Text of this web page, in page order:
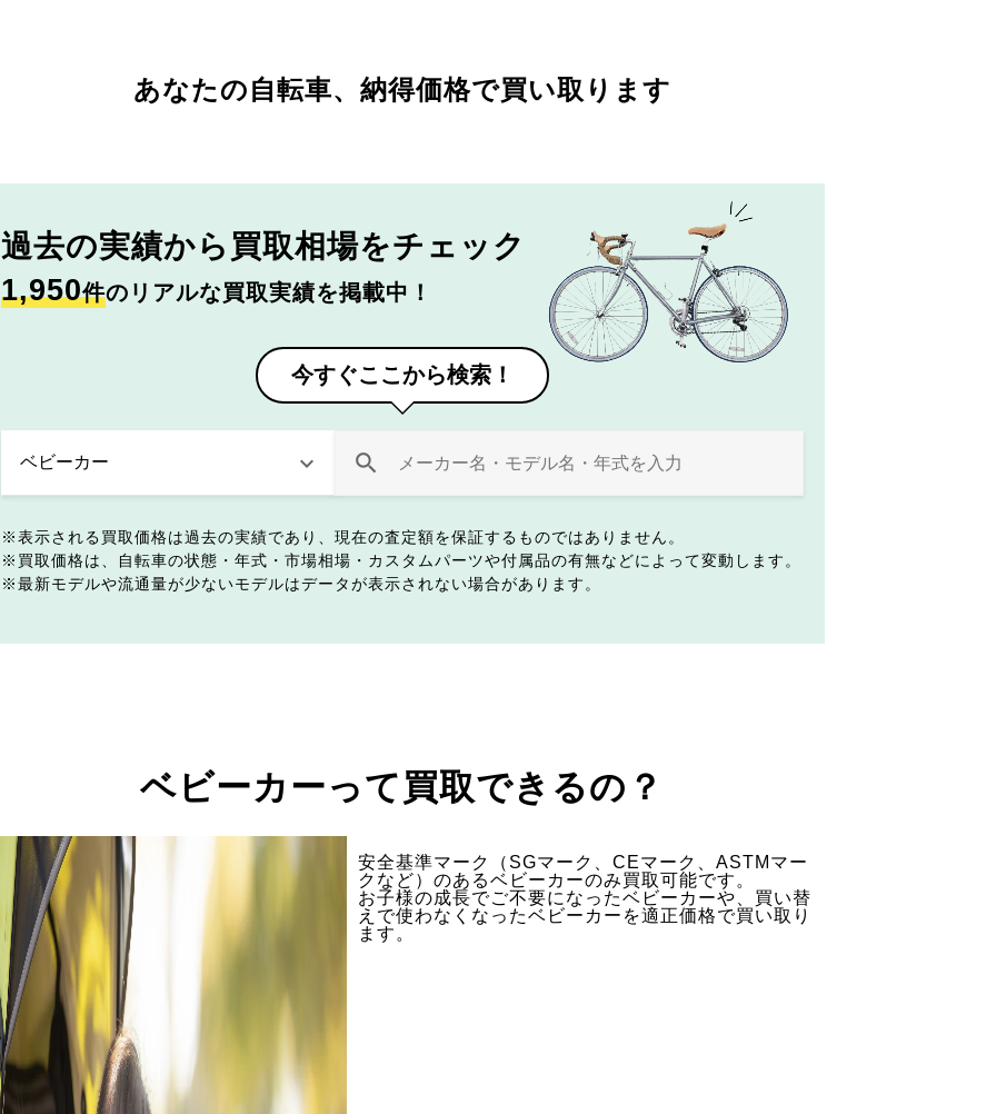
あなたの自転車、 納得価格で買い取ります
過去の実績から 買取相場をチェック
1,950件のリアルな買取実績を掲載中！
今すぐここから検索！
表示される買取価格は過去の実績であり、現在の査定額を保証するものではありません。
買取価格は、自転車の状態・年式・市場相場・カスタムパーツや付属品の有無などによって変動します。
最新モデルや流通量が少ないモデルはデータが表示されない場合があります。
ベビーカーって買取できるの？
安全基準マーク（SGマーク、CEマーク、ASTMマー
クなど）のあるベビーカーのみ買取可能です。
お子様の成長でご不要になったベビーカーや、買い替
えで使わなくなったベビーカーを適正価格で買い取り
ます。